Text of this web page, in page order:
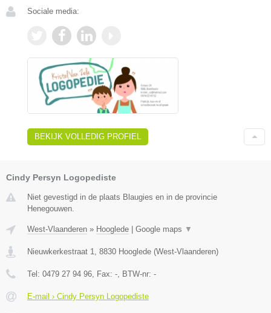
Sociale media:
BEKIJK VOLLEDIG PROFIEL
Cindy Persyn Logopediste
Niet gevestigd in de plaats Blaugies en in de provincie
Henegouwen.
West-Vlaanderen » Hooglede Google maps ▼
Nieuwkerkestraat 1, 8830 Hooglede (West-Vlaanderen)
Tel: 0479 27 94 96, Fax: -, BTW-nr: -
E-mail › Cindy Persyn Logopediste